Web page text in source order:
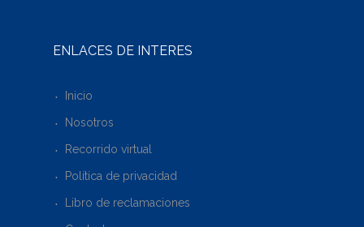
ENLACES DE INTERÉS
Inicio
Nosotros
Recorrido virtual
Política de privacidad
Libro de reclamaciones